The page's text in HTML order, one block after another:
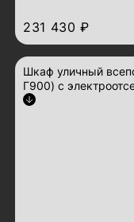
231 430 ₽
Шкаф уличный
Г900) с
развернуть
Арт.: ШТВ-2-36.10.9-